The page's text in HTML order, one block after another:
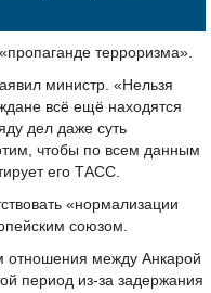
терроризма».
министр. «Нельзя
всё ещё находятся
дел даже суть
чтобы по всем данным
его ТАСС.
«нормализации
союзом.
отношения между Анкарой
период из-за задержания